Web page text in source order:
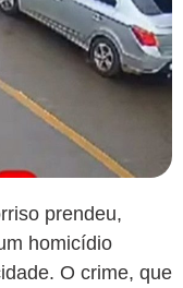
prendeu,
homicídio
O crime, que